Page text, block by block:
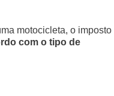
motocicleta, o imposto
com o tipo de